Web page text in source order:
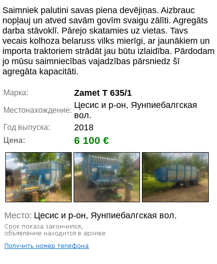
Saimniek palutini savas piena devējiņas. Aizbrauc
nopļauj un atved savām govīm svaigu zālīti. Agregāts
darba stāvoklī. Pārejo skatamies uz vietas. Tavs
vecais kolhoza belaruss vilks mierīgi, ar jaunākiem un
importa traktoriem strādāt jau būtu izlaidība. Pārdodam
jo mūsu saimniecības vajadzības pārsniedz šī
agregāta kapacitāti.
Марка: Zamet T 635/1
Местонахождение:
Цесис и р-он, Яунпиебалгская
вол.
Год выпуска: 2018
Цена: 6 100 €
Место: Цесис и р-он, Яунпиебалгская вол.